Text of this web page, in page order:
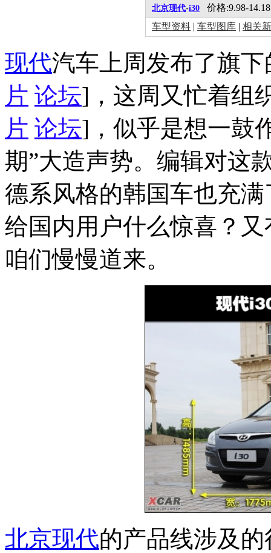
北京现代-i30 价格:9.98-
车型资料 | 车型图库 | 相关
现代汽车上周发布了旗下
片 论坛]，这周又忙着组
片 论坛]，似乎是想一鼓
期”大造声势。编辑对这
德系风格的韩国车也充
给国内用户什么惊喜？
咱们慢慢道来。
北京现代的产品线涉及